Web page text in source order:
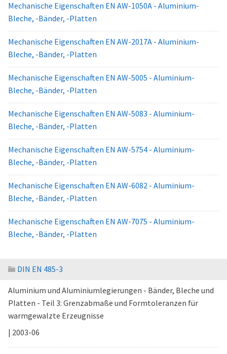
Mechanische Eigenschaften EN AW-1050A - Aluminium-
Bleche, -Bänder, -Platten
Mechanische Eigenschaften EN AW-2017A - Aluminium-
Bleche, -Bänder, -Platten
Mechanische Eigenschaften EN AW-5005 - Aluminium-
Bleche, -Bänder, -Platten
Mechanische Eigenschaften EN AW-5083 - Aluminium-
Bleche, -Bänder, -Platten
Mechanische Eigenschaften EN AW-5754 - Aluminium-
Bleche, -Bänder, -Platten
Mechanische Eigenschaften EN AW-6082 - Aluminium-
Bleche, -Bänder, -Platten
Mechanische Eigenschaften EN AW-7075 - Aluminium-
Bleche, -Bänder, -Platten
DIN EN 485-3
Aluminium und Aluminiumlegierungen - Bänder, Bleche und
Platten - Teil 3: Grenzabmaße und Formtoleranzen für
warmgewalzte Erzeugnisse
| 2003-06